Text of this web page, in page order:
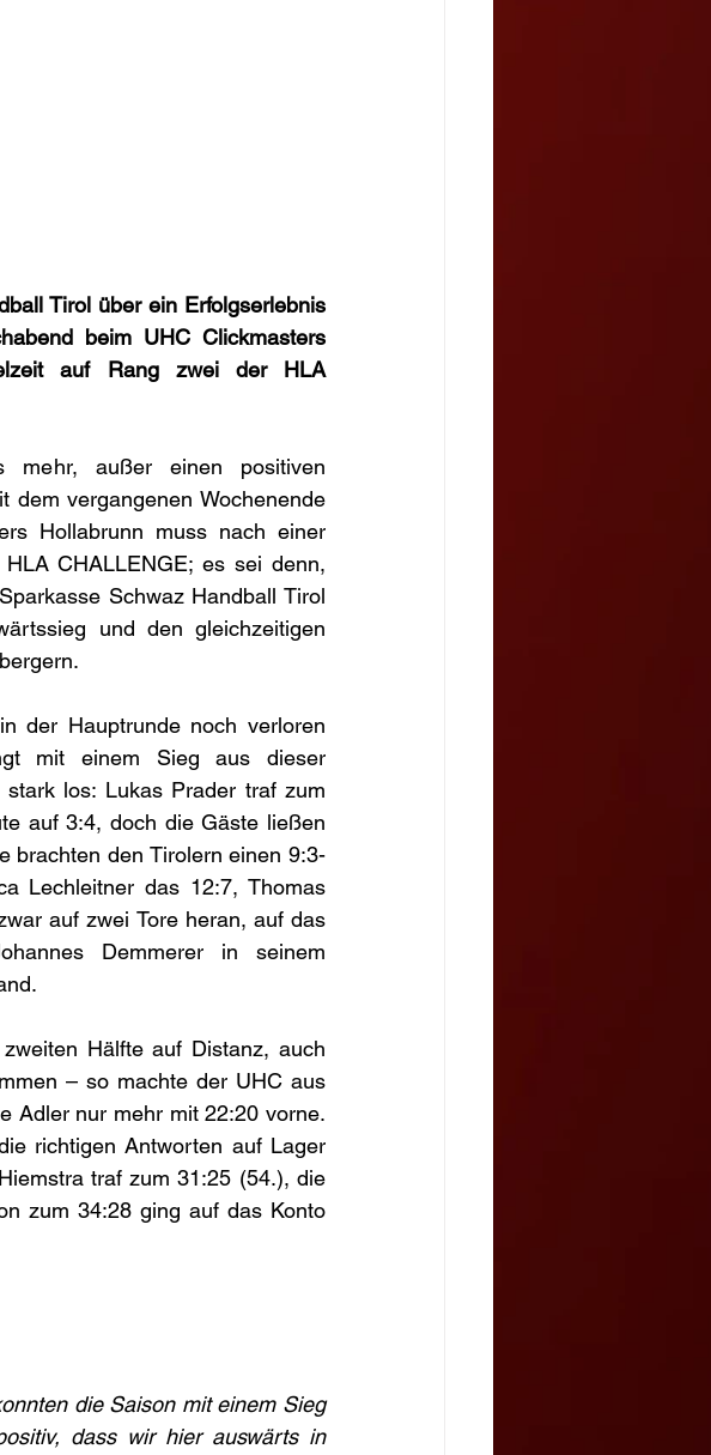
Tirol über ein Erfolgserlebnis
beim UHC Clickmasters
auf Rang zwei der HLA
außer einen positiven
dem vergangenen Wochenende
Hollabrunn muss nach einer
CHALLENGE; es sei denn,
Schwaz Handball Tirol
und den gleichzeitigen
der Hauptrunde noch verloren
mit einem Sieg aus dieser
los: Lukas Prader traf zum
auf 3:4, doch die Gäste ließen
brachten den Tirolern einen 9:3-
Lechleitner das 12:7, Thomas
auf zwei Tore heran, auf das
Demmerer in seinem
Hälfte auf Distanz, auch
– so machte der UHC aus
Adler nur mehr mit 22:20 vorne.
richtigen Antworten auf Lager
traf zum 31:25 (54.), die
zum 34:28 ging auf das Konto
die Saison mit einem Sieg
dass wir hier auswärts in